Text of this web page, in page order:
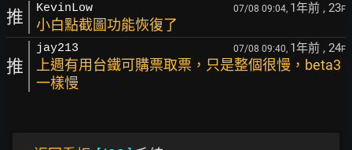
推 KevinLow 07/08 09:04, 1年前 , 23F
小白點截圖功能恢復了
推
jay213 07/08 09:40, 1年前 , 24F
上週有用台鐵可購票取票，只是整個很慢，beta3
一樣慢